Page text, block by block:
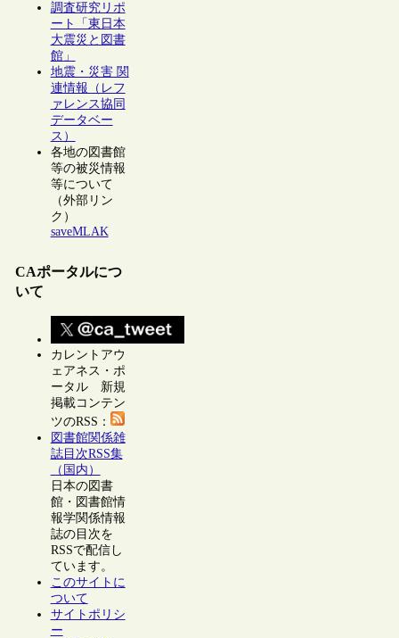
調査研究リポ
ート「東日本
大震災と図書
館」
地震・災害 関
連情報（レフ
ァレンス協同
データベー
ス）
各地の図書館
等の被災情報
等について
（外部リン
ク）
saveMLAK
CAポータルにつ
いて
カレントアウ
ェアネス・ポ
ータル 新規
掲載コンテン
ツのRSS：
図書館関係雑
誌目次RSS集
（国内）
日本の図書
館・図書館情
報学関係情報
誌の目次を
RSSで配信し
ています。
このサイトに
ついて
サイトポリシ
ー